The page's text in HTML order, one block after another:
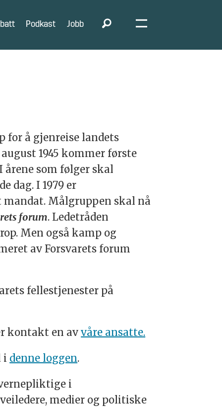
Podkast Jobb
for å gjenreise landets
1945 kommer første
årene som følger skal
dag. I 1979 er
Målgruppen skal nå
forum. Ledetråden
Men også kamp og
av Forsvarets forum
fellestjenester på
kontakt en avvåre ansatte.
i denne loggen.
i
medier og politiske